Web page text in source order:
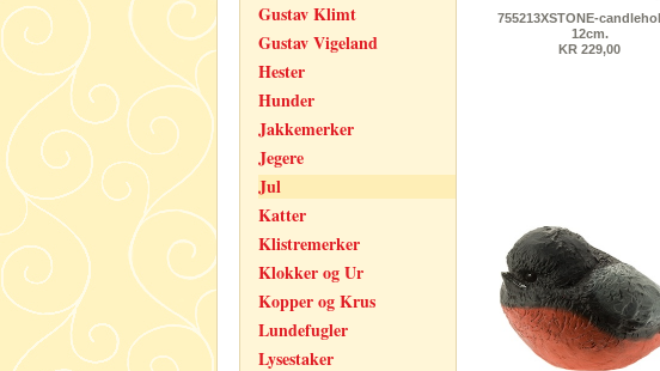
Gustav Klimt
Gustav Vigeland
Hester
Hunder
Jakkemerker
Jegere
Jul
Katter
Klistremerker
Klokker og Ur
Kopper og Krus
Lundefugler
Lysestaker
755213XSTONE-
12cm.
KR 229,00